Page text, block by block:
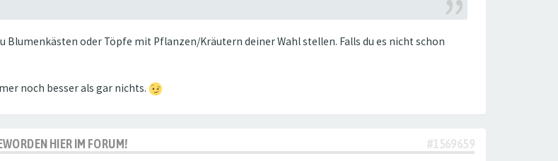
Blumenkästen oder Töpfe mit Pflanzen/Kräutern deiner Wahl stellen. Falls du es nicht schon
noch besser als gar nichts.
HIER IM FORUM! #1569659